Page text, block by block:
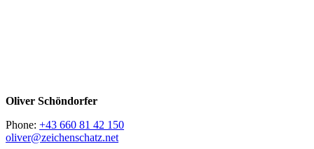
Oliver Schöndorfer
Phone: +43 660 81 42 150
oliver@zeichenschatz.net